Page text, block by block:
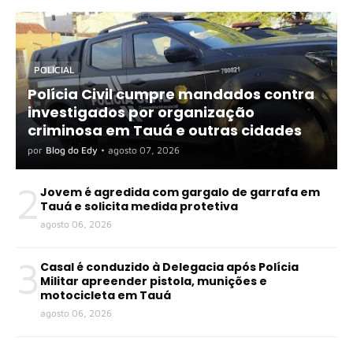
POLICIAL
Polícia Civil cumpre mandados contra
investigados por organização
criminosa em Tauá e outras cidades
por Blog do Edy • agosto 07, 2026
2 Jovem é agredida com gargalo de garrafa em
Tauá e solicita medida protetiva
agosto 06, 2026
3 Casal é conduzido à Delegacia após Polícia
Militar apreender pistola, munições e
motocicleta em Tauá
agosto 06, 2026